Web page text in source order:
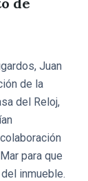
Juan
de la
del Reloj,
para que
inmueble.